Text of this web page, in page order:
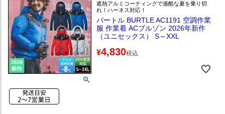
遮熱アルミコーティングで過酷な夏を乗り切
れ！ハーネス対応！
バートル BURTLE AC1191 空調作業
服 作業着 ACブルゾン 2026年新作
（ユニセックス） S～XXL
¥4,830税込